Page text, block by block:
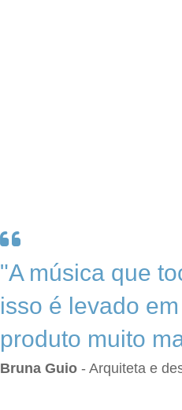
"A música que
isso é levado
produto muito
Bruna Guio - Arquiteta e